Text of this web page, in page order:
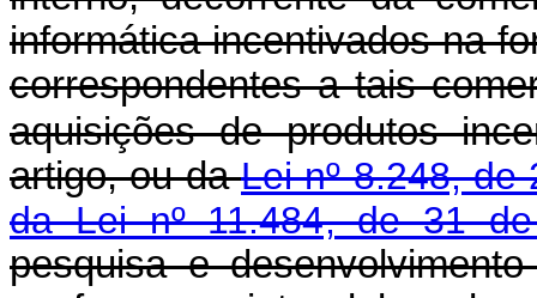
informática incentivados na
correspondentes a tais
aquisições de produtos
artigo, ou daLei nº 8.248, de
da Lei nº 11.484, de 31
pesquisa e